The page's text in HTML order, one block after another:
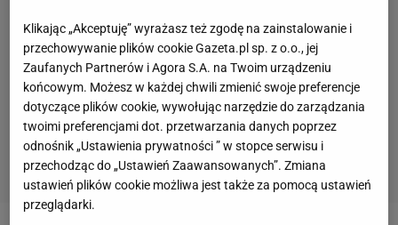
Klikając „Akceptuję” wyrażasz też zgodę na zainstalowanie i
przechowywanie plików cookie Gazeta.pl sp. z o.o., jej
Zaufanych Partnerów i Agora S.A. na Twoim urządzeniu
końcowym. Możesz w każdej chwili zmienić swoje preferencje
dotyczące plików cookie, wywołując narzędzie do zarządzania
twoimi preferencjami dot. przetwarzania danych poprzez
odnośnik „Ustawienia prywatności ” w stopce serwisu i
przechodząc do „Ustawień Zaawansowanych”. Zmiana
ustawień plików cookie możliwa jest także za pomocą ustawień
przeglądarki.